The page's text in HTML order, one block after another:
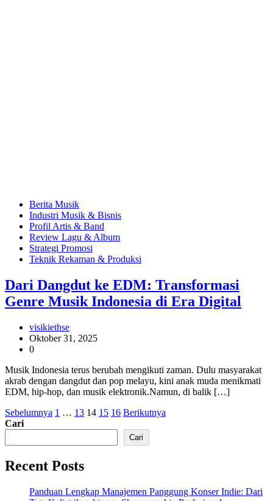
Berita Musik
Industri Musik & Bisnis
Profil Artis & Band
Review Lagu & Album
Strategi Promosi
Teknik Rekaman & Produksi
Dari Dangdut ke EDM: Transformasi
Genre Musik Indonesia di Era Digital
visikiethse
Oktober 31, 2025
0
Musik Indonesia terus berubah mengikuti zaman. Dulu masyarakat
akrab dengan dangdut dan pop melayu, kini anak muda menikmati
EDM, hip-hop, dan musik elektronik.Namun, di balik […]
Paginasi
pos
Sebelumnya 1 … 13 14 15 16 Berikutnya
Cari
Cari
Recent Posts
Panduan Lengkap Manajemen Panggung Konser Indie: Dari